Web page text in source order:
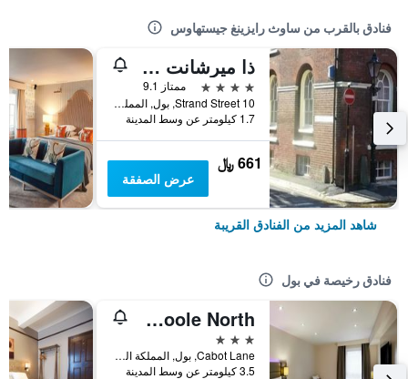
فنادق بالقرب من ساوث رايزينغ جيستهاوس
ذا ميرشانت هاوس
4 نجوم
ممتاز 9.1
10 Strand Street, بول, المملكة المتحدة
1.7 كيلومتر عن وسط المدينة
661 ﷼
عرض الصفقة
شاهد المزيد من الفنادق القريبة
فنادق رخيصة في بول
Premier Inn Poole North
3 نجوم
Cabot Lane, بول, المملكة المتحدة
3.5 كيلومتر عن وسط المدينة